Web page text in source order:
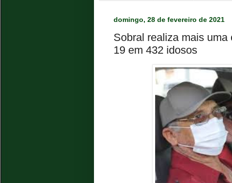
domingo, 28 de fevereiro de 2021
Sobral realiza mais uma
19 em 432 idosos